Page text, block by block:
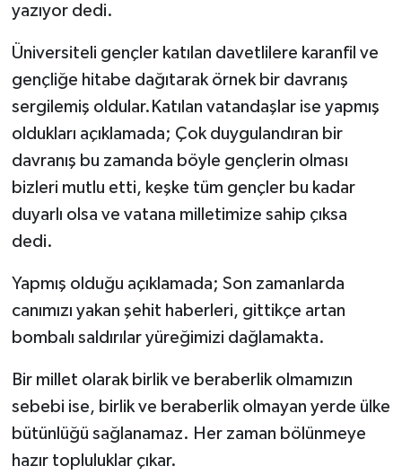
yazıyor dedi.
Üniversiteli gençler katılan davetlilere karanfil ve
gençliğe hitabe dağıtarak örnek bir davranış
sergilemiş oldular.Katılan vatandaşlar ise yapmış
oldukları açıklamada; Çok duygulandıran bir
davranış bu zamanda böyle gençlerin olması
bizleri mutlu etti, keşke tüm gençler bu kadar
duyarlı olsa ve vatana milletimize sahip çıksa
dedi.
Yapmış olduğu açıklamada; Son zamanlarda
canımızı yakan şehit haberleri, gittikçe artan
bombalı saldırılar yüreğimizi dağlamakta.
Bir millet olarak birlik ve beraberlik olmamızın
sebebi ise, birlik ve beraberlik olmayan yerde ülke
bütünlüğü sağlanamaz. Her zaman bölünmeye
hazır topluluklar çıkar.